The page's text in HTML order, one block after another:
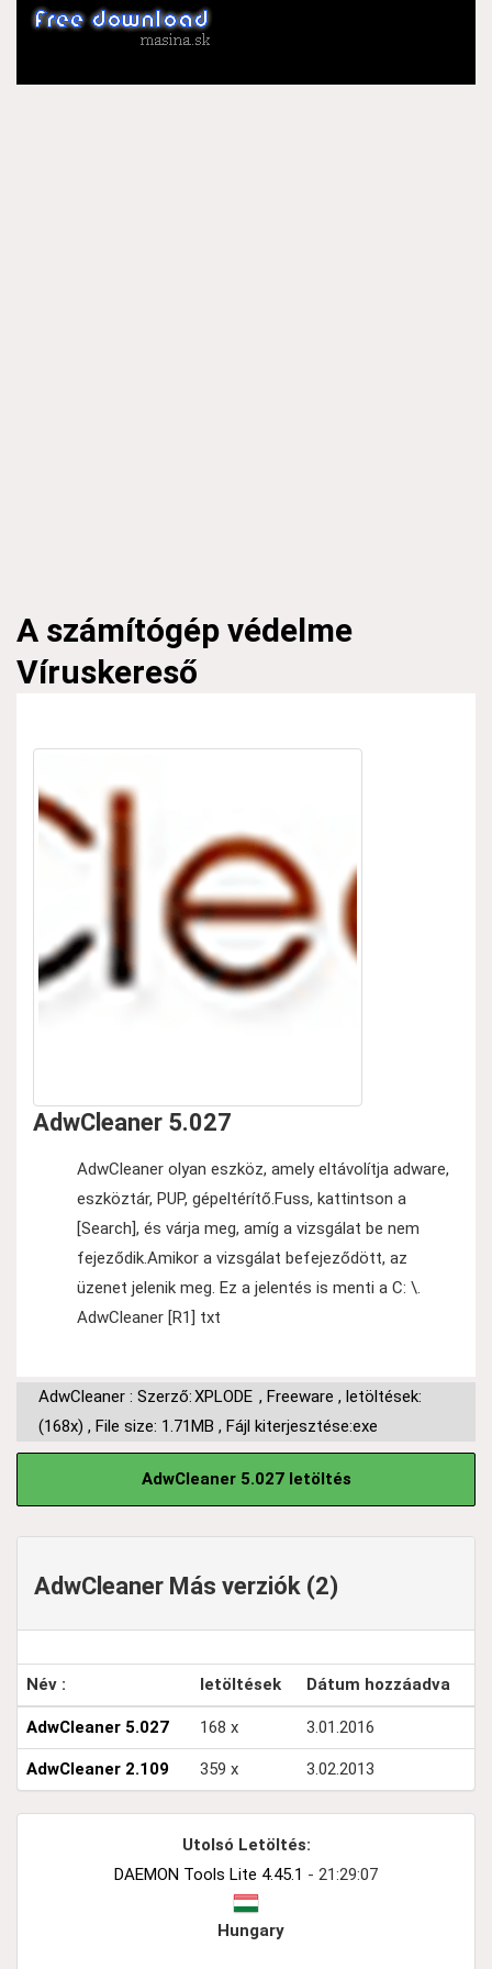
A számítógép védelme
Víruskereső
AdwCleaner 5.027
AdwCleaner olyan eszköz, amely eltávolítja adware,
eszköztár, PUP, gépeltérítő.Fuss, kattintson a
[Search], és várja meg, amíg a vizsgálat be nem
fejeződik.Amikor a vizsgálat befejeződött, az
üzenet jelenik meg. Ez a jelentés is menti a C: \.
AdwCleaner [R1] txt
AdwCleaner : Szerző:XPLODE , Freeware , letöltések:
(168x) , File size: 1.71MB , Fájl kiterjesztése:exe
AdwCleaner 5.027 letöltés
AdwCleaner Más verziók (2)
Név : letöltések Dátum hozzáadva
AdwCleaner 5.027 168 x 3.01.2016
AdwCleaner 2.109 359 x 3.02.2013
Utolsó Letöltés:
DAEMON Tools Lite 4.45.1 - 21:29:07
Hungary